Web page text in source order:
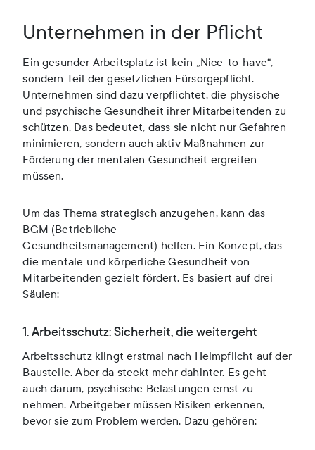
Unternehmen in der Pflicht
Ein gesunder Arbeitsplatz ist kein „Nice-to-have“,
sondern Teil der gesetzlichen Fürsorgepflicht.
Unternehmen sind dazu verpflichtet, die physische
und psychische Gesundheit ihrer Mitarbeitenden zu
schützen. Das bedeutet, dass sie nicht nur Gefahren
minimieren, sondern auch aktiv Maßnahmen zur
Förderung der mentalen Gesundheit ergreifen
müssen.
Um das Thema strategisch anzugehen, kann das
BGM (Betriebliche
Gesundheitsmanagement) helfen. Ein Konzept, das
die mentale und körperliche Gesundheit von
Mitarbeitenden gezielt fördert. Es basiert auf drei
Säulen:
1. Arbeitsschutz: Sicherheit, die weitergeht
Arbeitsschutz klingt erstmal nach Helmpflicht auf der
Baustelle. Aber da steckt mehr dahinter. Es geht
auch darum, psychische Belastungen ernst zu
nehmen. Arbeitgeber müssen Risiken erkennen,
bevor sie zum Problem werden. Dazu gehören: